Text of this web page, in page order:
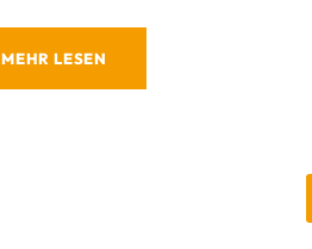
MEHR LESEN